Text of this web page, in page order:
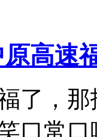
高速
了，
口常